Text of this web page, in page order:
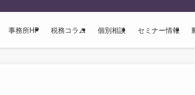
事務所HP 税務コラム 個別相談 セミナー情報